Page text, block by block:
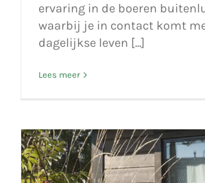
ervaring in de boeren
waarbij je in contact komt
dagelijkse leven [...]
Lees meer